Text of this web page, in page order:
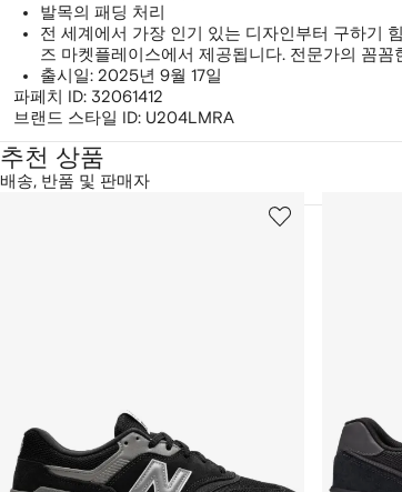
발목의 패딩 처리
전 세계에서 가장 인기 있는 디자인부터 구하기
즈 마켓플레이스에서 제공됩니다. 전문가의 꼼
출시일: 2025년 9월 17일
파페치 ID: 32061412
브랜드 스타일 ID: U204LMRA
배송, 반품 및 판매자
추천 상품
2/12